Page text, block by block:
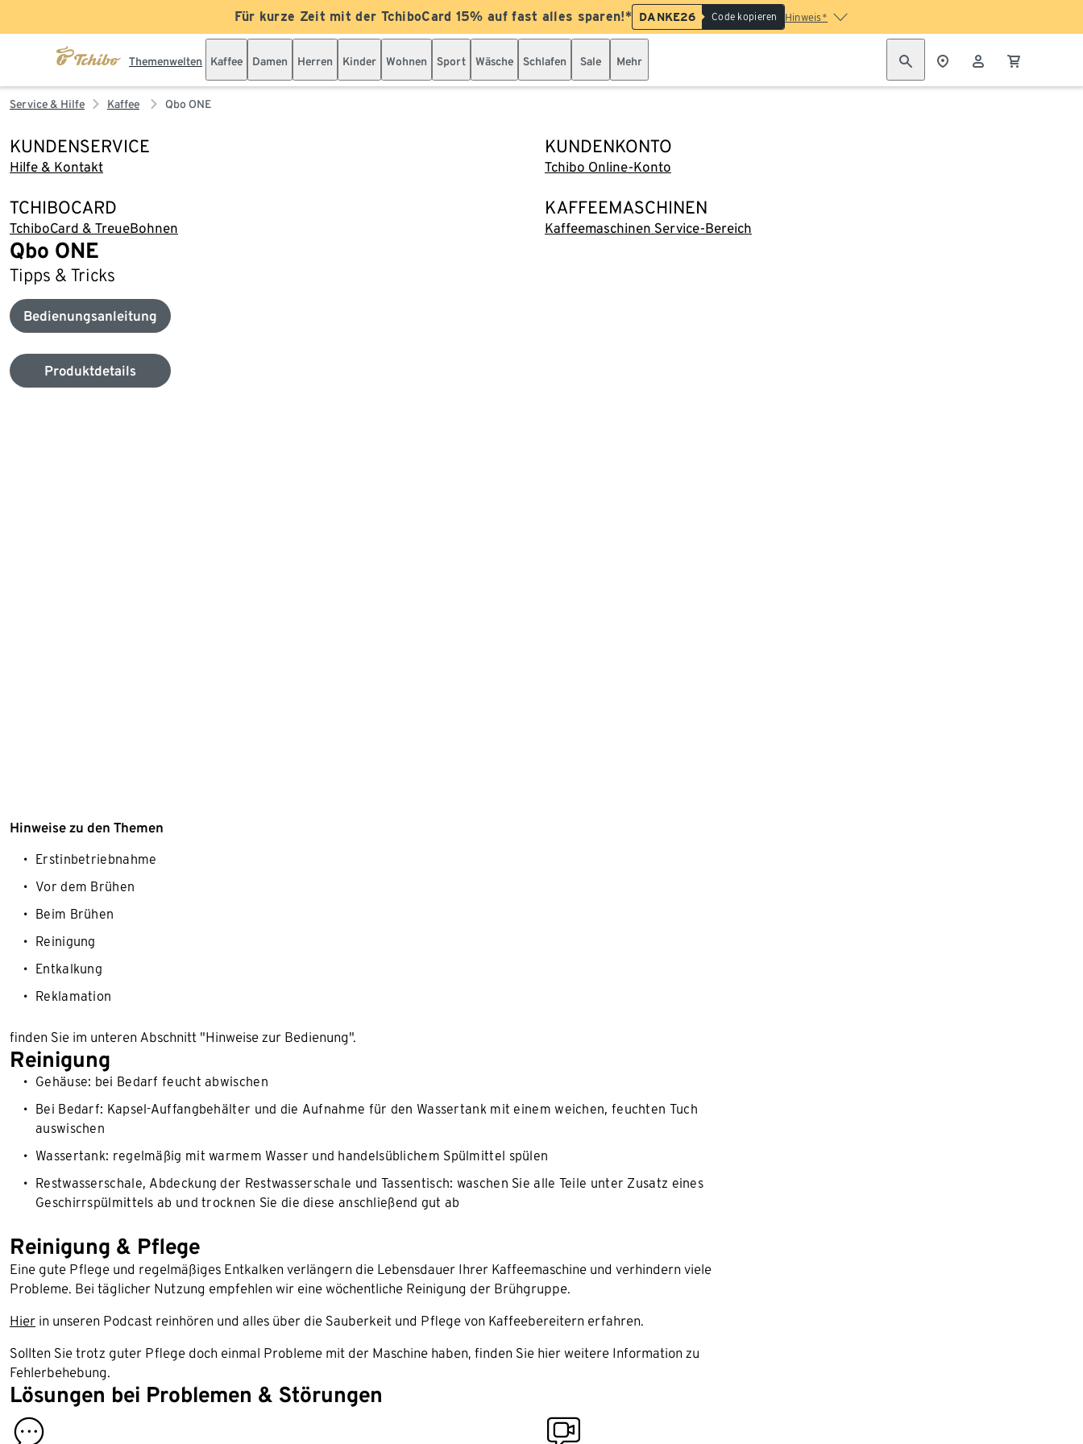
Für kurze Zeit mit der TchiboCard 15% auf fast alles sparen!* DANKE26 Code kopieren Hinweis*
Themenwelten Kaffee Damen Herren Kinder Wohnen Sport Wäsche Schlafen Sale Mehr
Service & Hilfe Kaffee Qbo ONE
KUNDENSERVICE
Hilfe & Kontakt
KUNDENKONTO
Tchibo Online-Konto
TCHIBOCARD
TchiboCard & TreueBohnen
KAFFEEMASCHINEN
Kaffeemaschinen Service-Bereich
Qbo ONE
Tipps & Tricks
Bedienungsanleitung
Produktdetails
Hinweise zu den Themen
Erstinbetriebnahme
Vor dem Brühen
Beim Brühen
Reinigung
Entkalkung
Reklamation
finden Sie im unteren Abschnitt "Hinweise zur Bedienung".
Reinigung
Gehäuse: bei Bedarf feucht abwischen
Bei Bedarf: Kapsel-Auffangbehälter und die Aufnahme für den Wassertank mit einem weichen, feuchten Tuch
auswischen
Wassertank: regelmäßig mit warmem Wasser und handelsüblichem Spülmittel spülen
Restwasserschale, Abdeckung der Restwasserschale und Tassentisch: waschen Sie alle Teile unter Zusatz eines
Geschirrspülmittels ab und trocknen Sie die diese anschließend gut ab
Reinigung & Pflege
Eine gute Pflege und regelmäßiges Entkalken verlängern die Lebensdauer Ihrer Kaffeemaschine und verhindern viele
Probleme. Bei täglicher Nutzung empfehlen wir eine wöchentliche Reinigung der Brühgruppe.
Hier in unseren Podcast reinhören und alles über die Sauberkeit und Pflege von Kaffeebereitern erfahren.
Sollten Sie trotz guter Pflege doch einmal Probleme mit der Maschine haben, finden Sie hier weitere Information zu
Fehlerbehebung.
Lösungen bei Problemen & Störungen
contact video_inspection